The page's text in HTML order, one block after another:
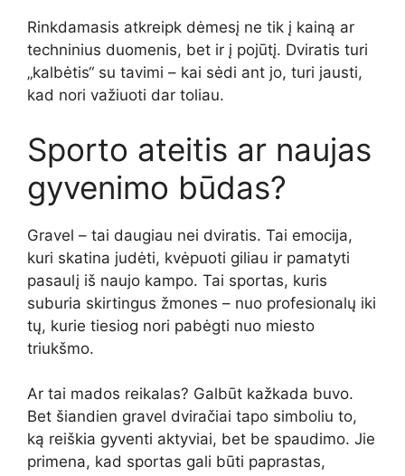
Rinkdamasis atkreipk dėmesį ne tik į kainą ar
techninius duomenis, bet ir į pojūtį. Dviratis turi
„kalbėtis“ su tavimi – kai sėdi ant jo, turi jausti,
kad nori važiuoti dar toliau.
Sporto ateitis ar naujas
gyvenimo būdas?
Gravel – tai daugiau nei dviratis. Tai emocija,
kuri skatina judėti, kvėpuoti giliau ir pamatyti
pasaulį iš naujo kampo. Tai sportas, kuris
suburia skirtingus žmones – nuo profesionalų iki
tų, kurie tiesiog nori pabėgti nuo miesto
triukšmo.
Ar tai mados reikalas? Galbūt kažkada buvo.
Bet šiandien gravel dviračiai tapo simboliu to,
ką reiškia gyventi aktyviai, bet be spaudimo. Jie
primena, kad sportas gali būti paprastas,